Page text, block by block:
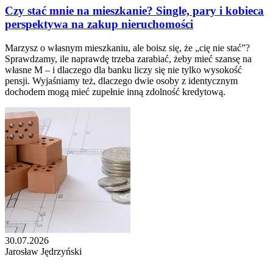
Czy stać mnie na mieszkanie? Single, pary i kobieca
perspektywa na zakup nieruchomości
Marzysz o własnym mieszkaniu, ale boisz się, że „cię nie stać”?
Sprawdzamy, ile naprawdę trzeba zarabiać, żeby mieć szansę na
własne M – i dlaczego dla banku liczy się nie tylko wysokość
pensji. Wyjaśniamy też, dlaczego dwie osoby z identycznym
dochodem mogą mieć zupełnie inną zdolność kredytową.
30.07.2026
Jarosław Jędrzyński